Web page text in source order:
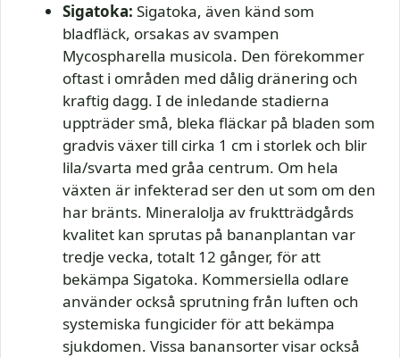
Sigatoka: Sigatoka, även känd som
bladfläck, orsakas av svampen
Mycospharella musicola. Den förekommer
oftast i områden med dålig dränering och
kraftig dagg. I de inledande stadierna
uppträder små, bleka fläckar på bladen som
gradvis växer till cirka 1 cm i storlek och blir
lila/svarta med gråa centrum. Om hela
växten är infekterad ser den ut som om den
har bränts. Mineralolja av fruktträdgårds
kvalitet kan sprutas på bananplantan var
tredje vecka, totalt 12 gånger, för att
bekämpa Sigatoka. Kommersiella odlare
använder också sprutning från luften och
systemiska fungicider för att bekämpa
sjukdomen. Vissa banansorter visar också